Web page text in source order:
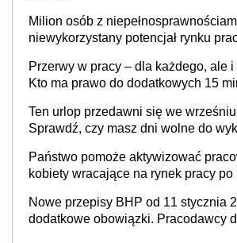
Milion osób z
niewykorzystany potencjał rynku
refundacji, ale bariery po stronie
świadomości pracodawców
Przerwy w pracy – dla każdego, ale
Kto ma prawo do dodatkowych 15
Ten urlop przedawni się we
Sprawdź, czy masz dni wolne do
Państwo pomoże aktywizować
kobiety wracające na rynek pracy po
neuroatypowe. Powstanie Fundusz
Inkluzywności w Zatrudnianiu?
Nowe przepisy BHP od 11 stycznia
dodatkowe obowiązki. Pracodawcy